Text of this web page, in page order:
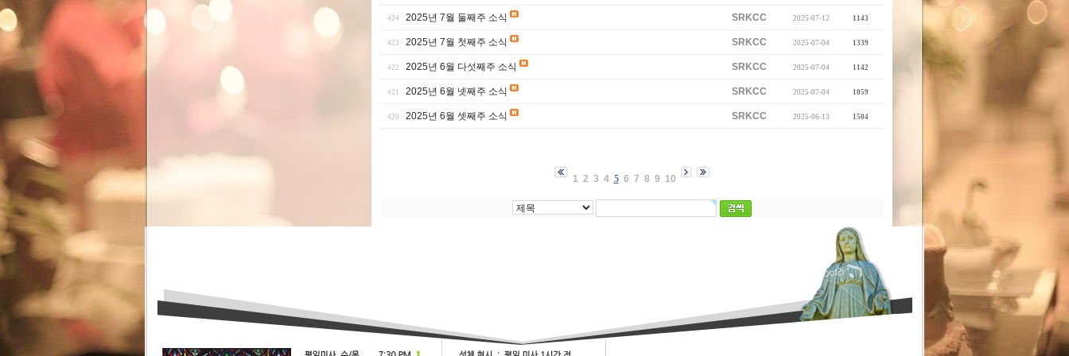
424 2025년 7월 둘째주 소식 SRKCC 2025-07-12 1143
423 2025년 7월 첫째주 소식 SRKCC 2025-07-04 1339
422 2025년 6월 다섯째주 소식 SRKCC 2025-07-04 1142
421 2025년 6월 넷째주 소식 SRKCC 2025-07-04 1059
420 2025년 6월 셋째주 소식 SRKCC 2025-06-13 1504
1 2 3 4 5 6 7 8 9 10